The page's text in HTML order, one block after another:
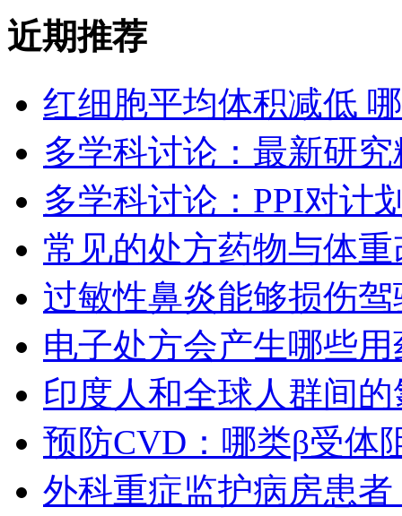
近期推荐
红细胞平均体积减低
多学科讨论：最新研
多学科讨论：PPI对计
常见的处方药物与体
过敏性鼻炎能够损伤
电子处方会产生哪些
印度人和全球人群间
预防CVD：哪类β受体
外科重症监护病房患